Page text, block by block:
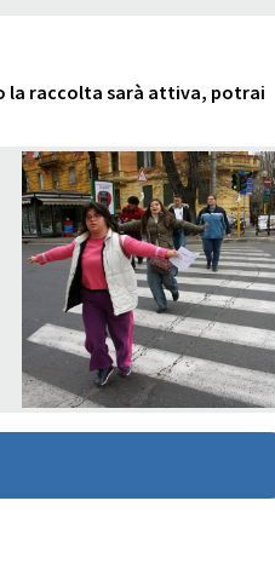
la raccolta sarà attiva, potrai